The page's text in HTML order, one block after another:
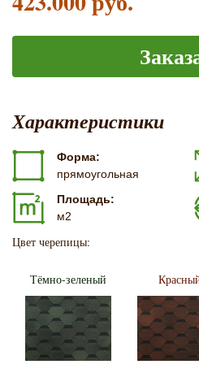
Характеристики
Форма:
прямоугольная
Площадь:
м2
Цвет черепицы:
Тёмно-зеленый